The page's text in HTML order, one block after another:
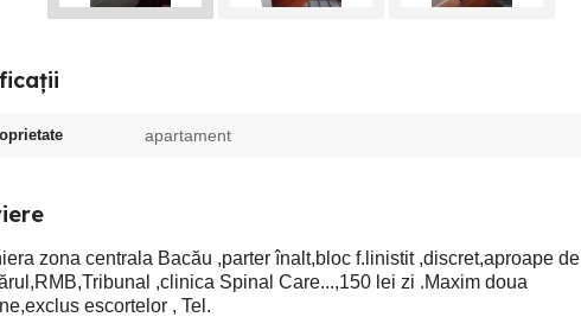
apartament
zona centrala Bacău ,parter înalt,bloc f.linistit ,discret,aproape de
,clinica Spinal Care...,150 lei zi .Maxim doua
escortelor , Tel.